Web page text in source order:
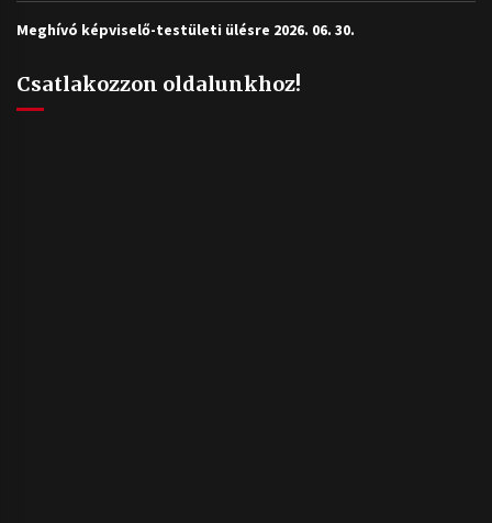
Meghívó képviselő-testületi ülésre 2026. 06. 30.
Csatlakozzon oldalunkhoz!